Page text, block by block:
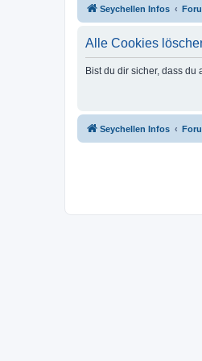
Seychellen Infos
Alle Cookies
Bist du dir sicher, dass
Seychellen Infos